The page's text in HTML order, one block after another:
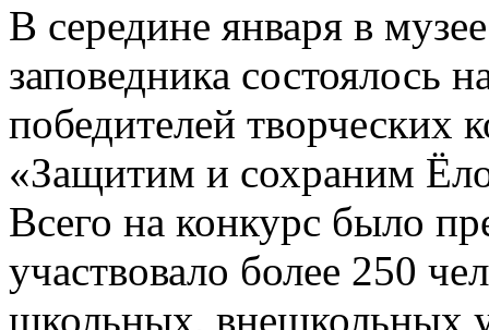
В середине января в
заповедника состоялось
победителей творческих
«Защитим и сохраним
Всего на конкурс было
участвовало более 250
школьных, внешкольных